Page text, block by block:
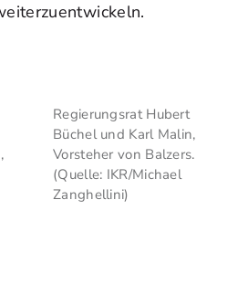
Regierungsrat Hubert
Büchel und Karl Malin,
Vorsteher von Balzers.
(Quelle: IKR/Michael
Zanghellini)